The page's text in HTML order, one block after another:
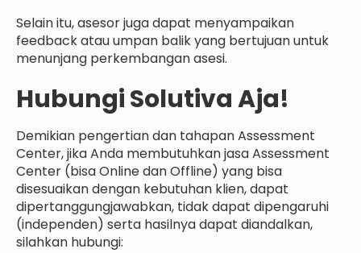
Selain itu, asesor juga dapat menyampaikan
feedback atau umpan balik yang bertujuan untuk
menunjang perkembangan asesi.
Hubungi Solutiva Aja!
Demikian pengertian dan tahapan Assessment
Center, jika Anda membutuhkan jasa Assessment
Center (bisa Online dan Offline) yang bisa
disesuaikan dengan kebutuhan klien, dapat
dipertanggungjawabkan, tidak dapat dipengaruhi
(independen) serta hasilnya dapat diandalkan,
silahkan hubungi: